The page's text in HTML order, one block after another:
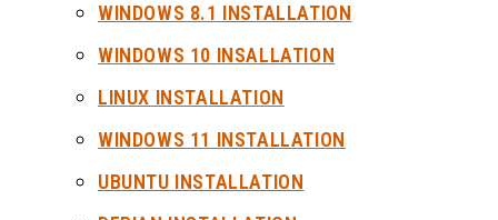
WINDOWS 8.1 INSTALLATION
WINDOWS 10 INSALLATION
LINUX INSTALLATION
WINDOWS 11 INSTALLATION
UBUNTU INSTALLATION